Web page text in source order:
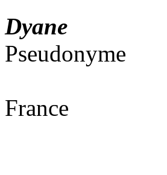
Dyane
Pseudonyme
France